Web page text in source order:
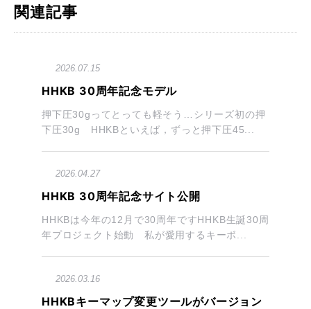
関連記事
2026.07.15
HHKB 30周年記念モデル
押下圧30gってとっても軽そう…シリーズ初の押
下圧30g HHKBといえば，ずっと押下圧45...
2026.04.27
HHKB 30周年記念サイト公開
HHKBは今年の12月で30周年ですHHKB生誕30周
年プロジェクト始動 私が愛用するキーボ...
2026.03.16
HHKBキーマップ変更ツールがバージョン